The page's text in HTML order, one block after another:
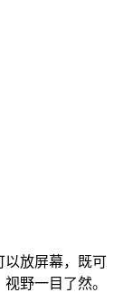
放屏幕，既可
野一目了然。